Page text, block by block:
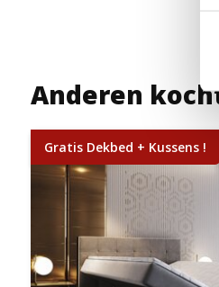
Anderen
Gratis Dekbed + Kussens !